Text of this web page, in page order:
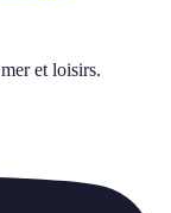
mer et loisirs.